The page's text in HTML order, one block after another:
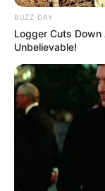
BUZZ DAY
Logger Cuts Down
Unbelievable!